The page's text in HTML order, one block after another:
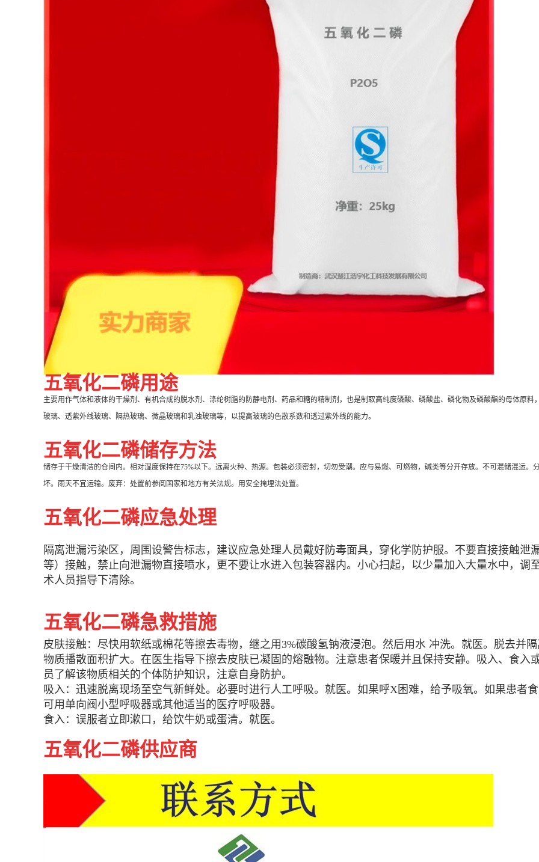
五氧化二磷用途
主要用作气体和液体的干燥剂、有机合成的脱水剂、涤纶树脂的防静电剂、药品和糖的精制剂，也是制取高纯度磷酸、磷酸盐、磷化物及磷酸酯的母体原
玻璃、透紫外线玻璃、隔热玻璃、微晶玻璃和乳浊玻璃等，以提高玻璃的色散系数和透过紫外线的能力。
五氧化二磷储存方法
储存于干燥清洁的仓间内。相对湿度保持在75%以下。远离火种、热源。包装必须密封，切勿受潮。应与易燃、可燃物，碱类等分开存放。不可混储混运
坏。雨天不宜运输。废弃：处置前参阅国家和地方有关法规。用安全掩埋法处置。
五氧化二磷应急处理
隔离泄漏污染区，周围设警告标志，建议应急处理人员戴好防毒面具，穿化学防护服。不要直接接触泄
等）接触，禁止向泄漏物直接喷水，更不要让水进入包装容器内。小心扫起，以少量加入大量水中，调
术人员指导下清除。
五氧化二磷急救措施
皮肤接触：尽快用软纸或棉花等擦去毒物，继之用3%碳酸氢钠液浸泡。然后用水 冲洗。就医。脱去并
物质播散面积扩大。在医生指导下擦去皮肤已凝固的熔融物。注意患者保暖并且保持安静。吸入、食入
员了解该物质相关的个体防护知识，注意自身防护。
吸入：迅速脱离现场至空气新鲜处。必要时进行人工呼吸。就医。如果呼X困难，给予吸氧。如果患者
可用单向阀小型呼吸器或其他适当的医疗呼吸器。
食入：误服者立即漱口，给饮牛奶或蛋清。就医。
五氧化二磷供应商